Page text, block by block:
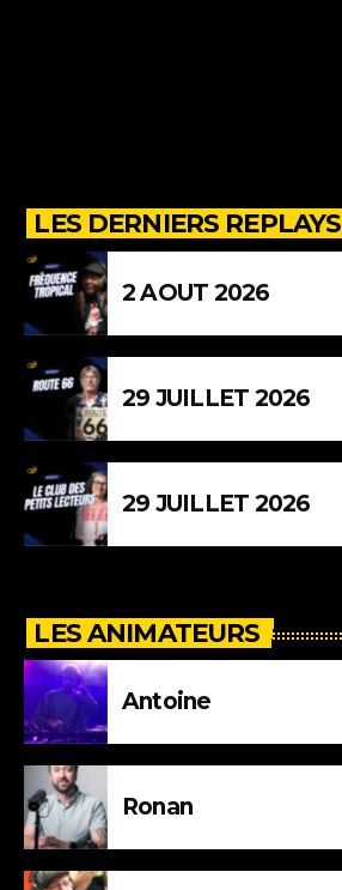
LES DERNIERS REPLAYS
2 AOUT 2026
29 JUILLET 2026
29 JUILLET 2026
LES ANIMATEURS
Antoine
Ronan